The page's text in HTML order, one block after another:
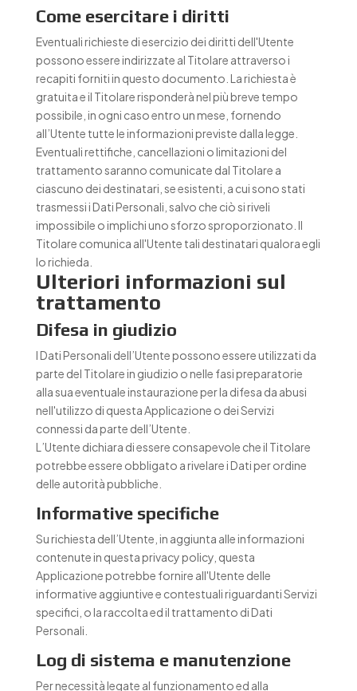
Come esercitare i diritti
Eventuali richieste di esercizio dei diritti dell'Utente
possono essere indirizzate al Titolare attraverso i
recapiti forniti in questo documento. La richiesta è
gratuita e il Titolare risponderà nel più breve tempo
possibile, in ogni caso entro un mese, fornendo
all’Utente tutte le informazioni previste dalla legge.
Eventuali rettifiche, cancellazioni o limitazioni del
trattamento saranno comunicate dal Titolare a
ciascuno dei destinatari, se esistenti, a cui sono stati
trasmessi i Dati Personali, salvo che ciò si riveli
impossibile o implichi uno sforzo sproporzionato. Il
Titolare comunica all'Utente tali destinatari qualora egli
lo richieda.
Ulteriori informazioni sul
trattamento
Difesa in giudizio
I Dati Personali dell’Utente possono essere utilizzati da
parte del Titolare in giudizio o nelle fasi preparatorie
alla sua eventuale instaurazione per la difesa da abusi
nell'utilizzo di questa Applicazione o dei Servizi
connessi da parte dell’Utente.
L’Utente dichiara di essere consapevole che il Titolare
potrebbe essere obbligato a rivelare i Dati per ordine
delle autorità pubbliche.
Informative specifiche
Su richiesta dell’Utente, in aggiunta alle informazioni
contenute in questa privacy policy, questa
Applicazione potrebbe fornire all'Utente delle
informative aggiuntive e contestuali riguardanti Servizi
specifici, o la raccolta ed il trattamento di Dati
Personali.
Log di sistema e manutenzione
Per necessità legate al funzionamento ed alla